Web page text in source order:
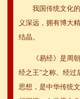
我国传统文化
义深远，拥有博大
结晶。
《易经》是周
经之王”之称。经过
思想，是中华传统